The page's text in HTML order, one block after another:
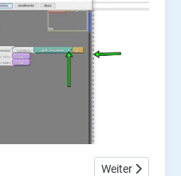
tutorial "not before"Nächster
Weiter